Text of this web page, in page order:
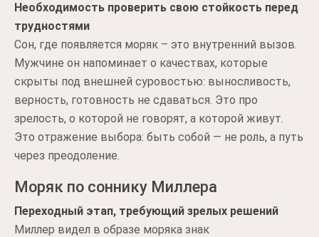
Необходимость проверить свою стойкость перед
трудностями
Сон, где появляется моряк – это внутренний вызов.
Мужчине он напоминает о качествах, которые
скрыты под внешней суровостью: выносливость,
верность, готовность не сдаваться. Это про
зрелость, о которой не говорят, а которой живут.
Это отражение выбора: быть собой — не роль, а путь
через преодоление.
Моряк по соннику Миллера
Переходный этап, требующий зрелых решений
Миллер видел в образе моряка знак